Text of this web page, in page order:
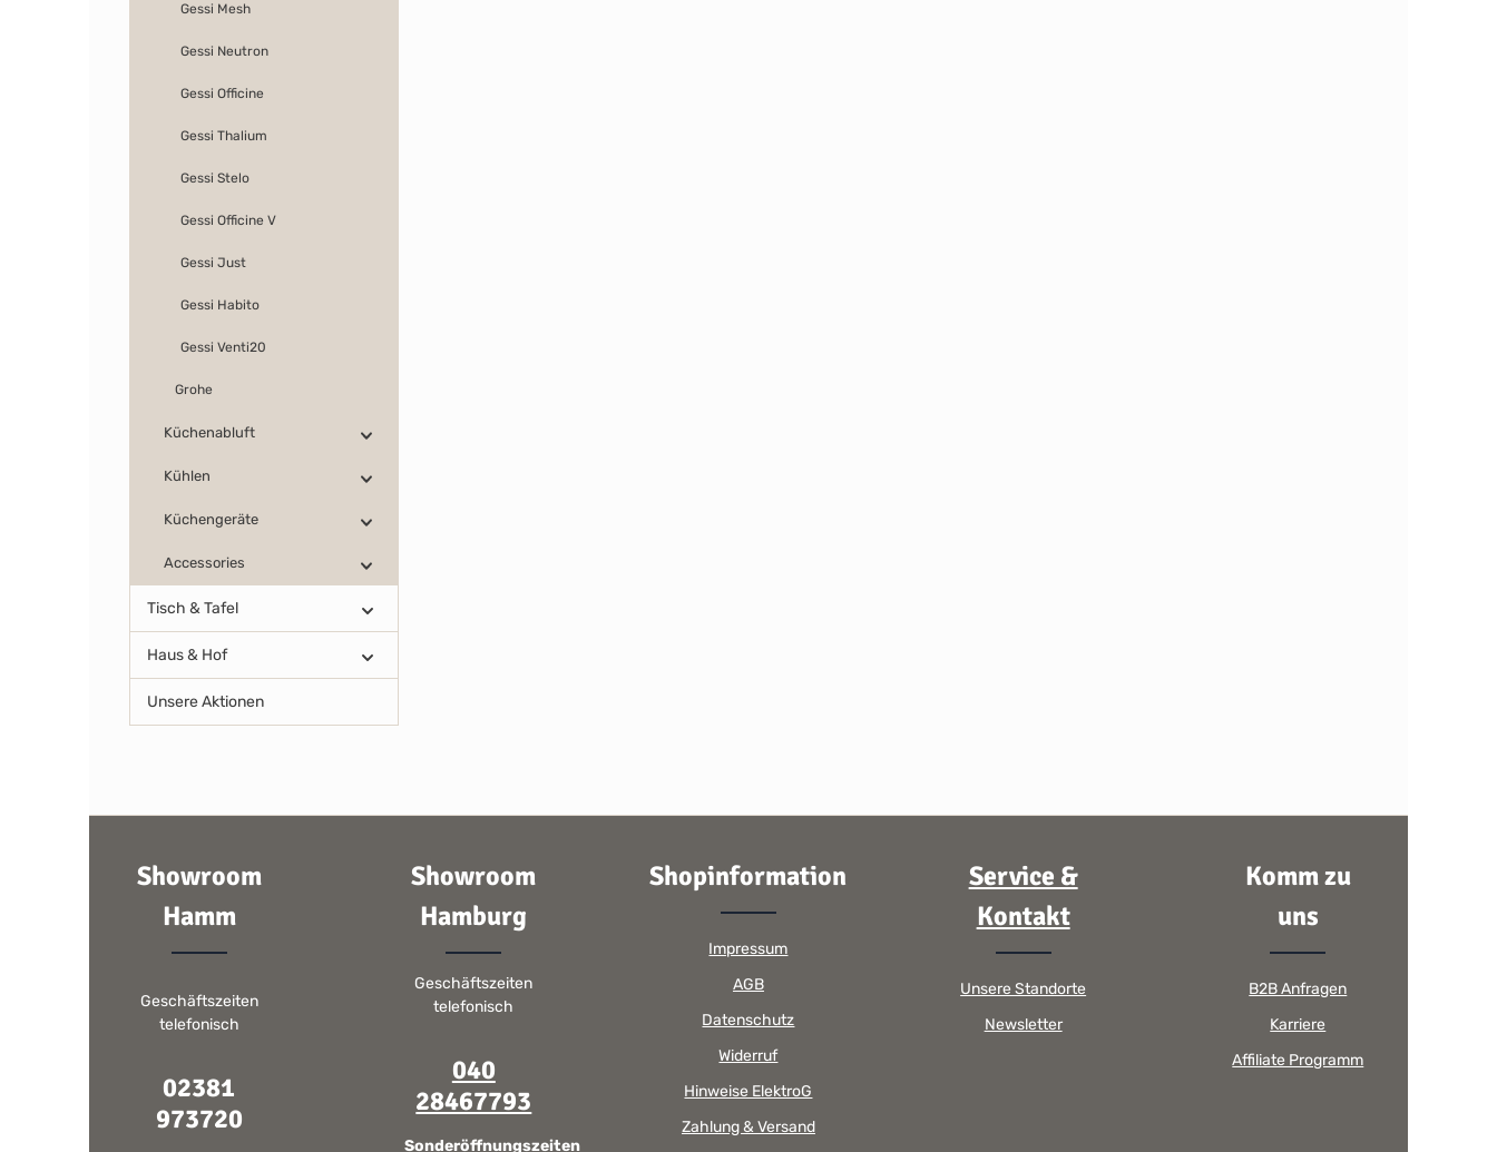
Gessi Mesh
Gessi Neutron
Gessi Officine
Gessi Thalium
Gessi Stelo
Gessi Officine V
Gessi Just
Gessi Habito
Gessi Venti20
Grohe
Küchenabluft
Kühlen
Küchengeräte
Accessories
Tisch & Tafel
Haus & Hof
Unsere Aktionen
Showroom
Hamm
Geschäftszeiten
telefonisch
02381
973720
Showroom
Hamburg
Geschäftszeiten
telefonisch
040
28467793
Sonderöffnungszeiten
Shopinformation
Impressum
AGB
Datenschutz
Widerruf
Hinweise ElektroG
Zahlung & Versand
Service &
Kontakt
Unsere Standorte
Newsletter
Komm zu
uns
B2B Anfragen
Karriere
Affiliate Programm